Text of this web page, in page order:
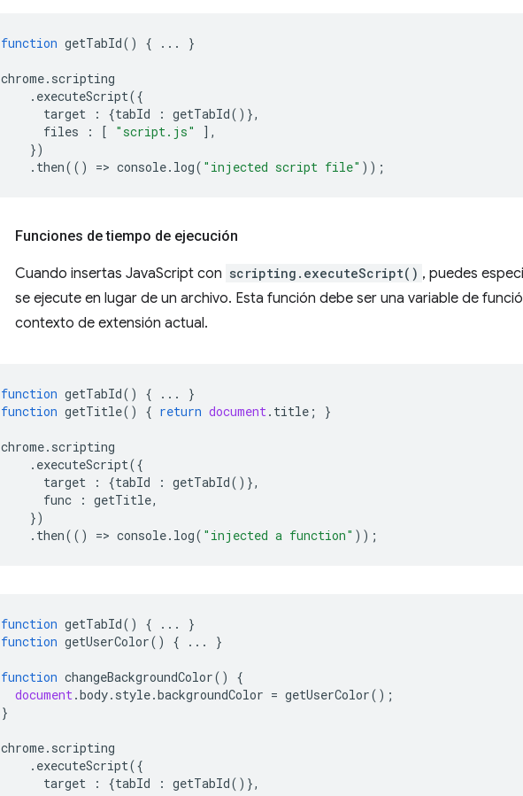
function getTabId() { ... }
chrome. scripting
. executeScript({
target
: {tabId : getTabId()},
files
: [ "script.js"
],
})
. then(() => console. log( "injected script file" ));
Funciones de tiempo de ejecución
Cuando insertas JavaScript con scripting.executeScript() , puedes
se ejecute en lugar de un archivo. Esta función debe ser una variable de
contexto de extensión actual.
function getTabId() { ...
}
function getTitle() { return document. title ; }
chrome. scripting
. executeScript({
target
: {tabId : getTabId()},
func
: getTitle,
})
. then(() => console. log( "injected a function" ));
function getTabId() { ...
}
function getUserColor() { ... }
function changeBackgroundColor()
{
document.body. style.backgroundColor = getUserColor();
}
chrome. scripting
. executeScript({
target
: {tabId : getTabId()},